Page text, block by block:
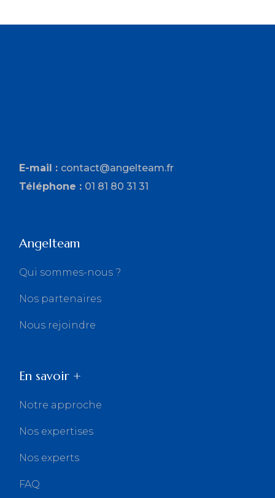
E-mail : contact@angelteam.fr
Téléphone : 01 81 80 31 31
Angelteam
Qui sommes-nous ?
Nos partenaires
Nous rejoindre
En savoir +
Notre approche
Nos expertises
Nos experts
FAQ